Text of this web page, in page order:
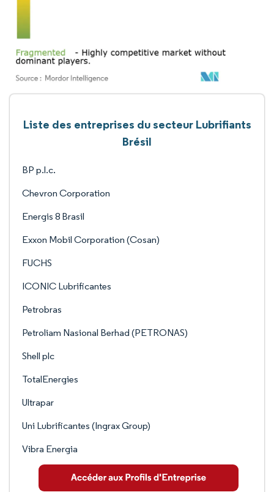
Liste des entreprises du secteur Lubrifiants
Brésil
BP p.l.c.
Chevron Corporation
Energis 8 Brasil
Exxon Mobil Corporation (Cosan)
FUCHS
ICONIC Lubrificantes
Petrobras
Petroliam Nasional Berhad (PETRONAS)
Shell plc
TotalEnergies
Ultrapar
Uni Lubrificantes (Ingrax Group)
Vibra Energia